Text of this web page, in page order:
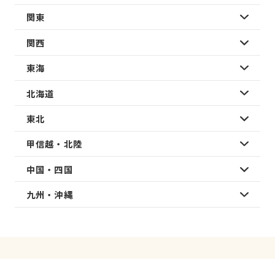
関東
関西
東海
北海道
東北
甲信越・北陸
中国・四国
九州・沖縄